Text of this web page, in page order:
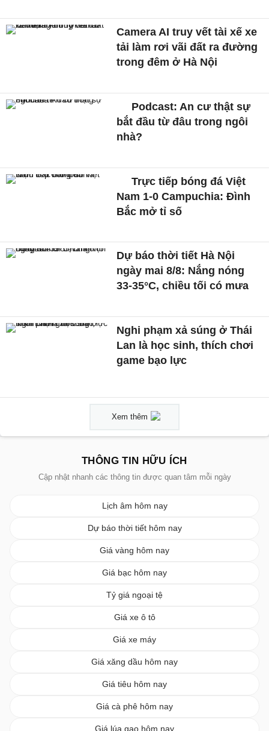
Camera AI truy vết tài xế xe
tải làm rơi vãi đất ra đường
trong đêm ở Hà Nội
Podcast: An cư thật sự
bắt đầu từ đâu trong ngôi
nhà?
Trực tiếp bóng đá Việt
Nam 1-0 Campuchia: Đình
Bắc mở tỉ số
Dự báo thời tiết Hà Nội
ngày mai 8/8: Nắng nóng
33-35°C, chiều tối có mưa
Nghi phạm xả súng ở Thái
Lan là học sinh, thích chơi
game bạo lực
Xem thêm
THÔNG TIN HỮU ÍCH
Cập nhật nhanh các thông tin được quan tâm mỗi ngày
Lịch âm hôm nay
Dự báo thời tiết hôm nay
Giá vàng hôm nay
Giá bạc hôm nay
Tỷ giá ngoại tệ
Giá xe ô tô
Giá xe máy
Giá xăng dầu hôm nay
Giá tiêu hôm nay
Giá cà phê hôm nay
Giá lúa gạo hôm nay